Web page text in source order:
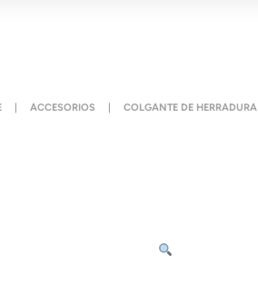
| ACCESORIOS | COLGANTE DE HERRADURA